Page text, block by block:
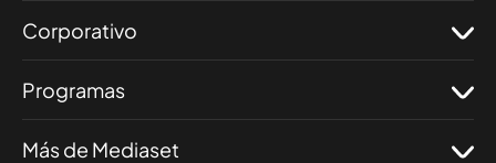
Corporativo
Programas
Más de Mediaset